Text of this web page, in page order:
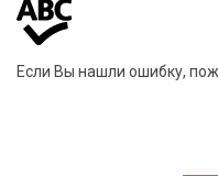
Если Вы нашли ошибку,